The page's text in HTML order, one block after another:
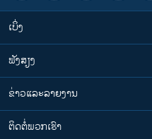
ເບິ່ງ
ຟັງສຽງ
ຂ່າວແລະລາຍງານ
ຕິດຕໍ່ພວກເຮົາ